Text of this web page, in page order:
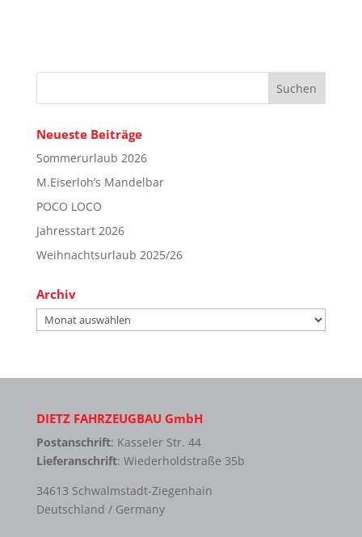
Neueste Beiträge
Sommerurlaub 2026
M.Eiserloh’s Mandelbar
POCO LOCO
Jahresstart 2026
Weihnachtsurlaub 2025/26
Archiv
Archiv
DIETZ FAHRZEUGBAU GmbH
Postanschrift: Kasseler Str. 44
Lieferanschrift: Wiederholdstraße 35b
34613 Schwalmstadt-Ziegenhain
Deutschland / Germany